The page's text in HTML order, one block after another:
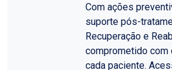
Com ações
suporte pós-
Recuperação e
comprometido com
cada paciente.